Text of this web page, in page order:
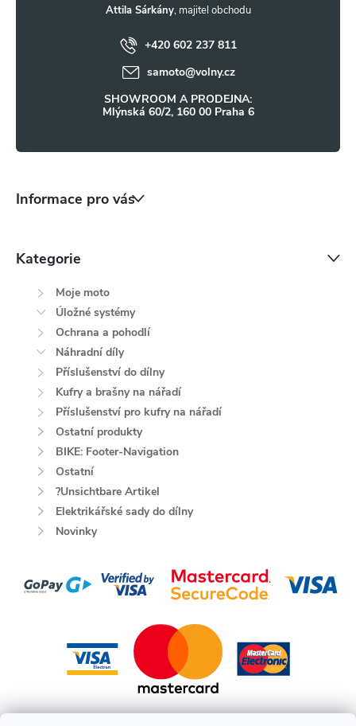
Attila Sárkány
+420 602 237 811
samoto@volny.cz
SHOWROOM A PRODEJNA:
Mlýnská 60/2, 160 00 Praha 6
Informace pro vás
Kategorie
Moje moto
Úložné systémy
Ochrana a pohodlí
Náhradní díly
Příslušenství do dílny
Kufry a brašny na nářadí
Příslušenství pro kufry na nářadí
Ostatní produkty
BIKE: Footer-Navigation
Ostatní
?Unsichtbare Artikel
Elektrikářské sady do dílny
Novinky